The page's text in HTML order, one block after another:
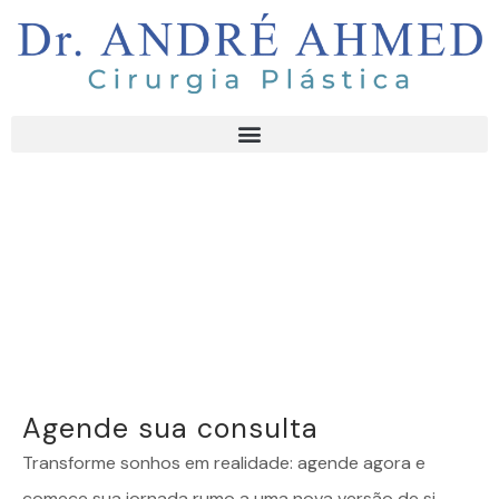
Agende sua consulta
Transforme sonhos em realidade: agende agora e